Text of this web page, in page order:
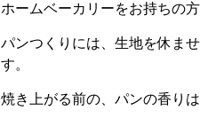
ホームベーカリーをお持ちの
パンつくりには、生地を休ま
す。
焼き上がる前の、パンの香り